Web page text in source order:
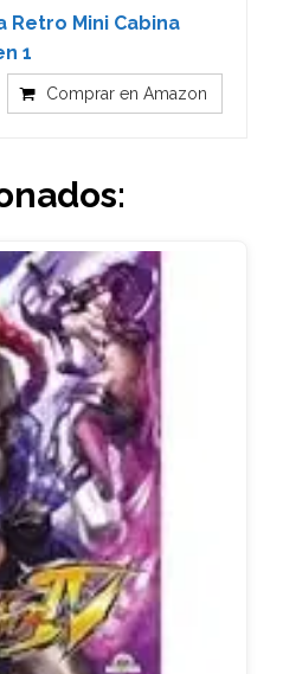
Retro Mini Cabina
1
Comprar en Amazon